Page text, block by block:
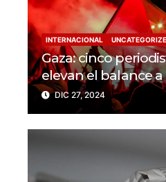
INTERNACIONAL
Gaza: cinco
elevan el balance a
trabajadores de la
en 2024
DIC 27, 2024